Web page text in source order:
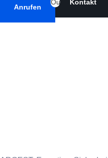
Anrufen
Ou Kontakt